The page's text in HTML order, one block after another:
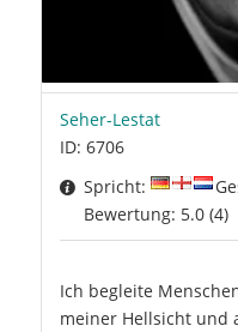
Seher-Lestat
ID: 6706
Spricht:
Bewertung: 5.0 (4)
Ich begleite
meiner Hellsicht und